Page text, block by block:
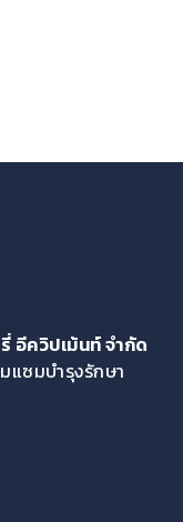
อีควิปเม้นท์ จำกัด
แซมบำรุงรักษา